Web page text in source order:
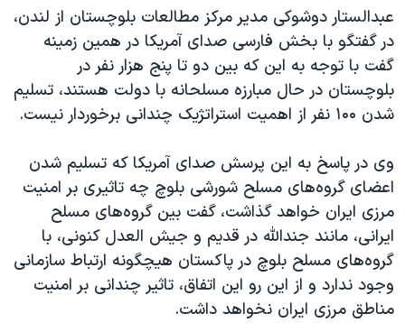
عبدالستار دوشوکی مدیر مرکز مطالعات بلوچستان از لندن،
در گفتگو با بخش فارسی صدای آمریکا در همین زمینه
گفت با توجه به این که بین دو تا پنج هزار نفر در
بلوچستان در حال مبارزه مسلحانه با دولت هستند، تسلیم
شدن ۱۰۰ نفر از اهمیت استراتژیک چندانی برخوردار نیست.
وی در پاسخ به این پرسش صدای آمریکا که تسلیم شدن
اعضای گروه‌های مسلح شورشی بلوچ چه تاثیری بر امنیت
مرزی ایران خواهد گذاشت، گفت بین گروه‌های مسلح
ایرانی، مانند جندالله در قدیم و جیش العدل کنونی، با
گروه‌های مسلح بلوچ در پاکستان هیچگونه ارتباط سازمانی
وجود ندارد و از این رو این اتفاق، تاثیر چندانی بر امنیت
مناطق مرزی ایران نخواهد داشت.